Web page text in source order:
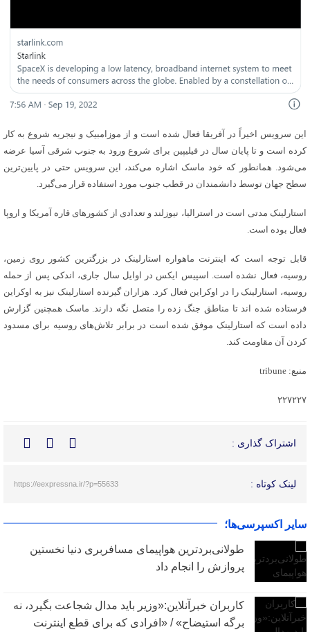
این سرویس اخیراً در آفریقا فعال شده است و از موزامبیک و نیجریه شروع به کار
کرده است و تا پایان سال در فیلیپین برای شروع ورود به جنوب شرقی آسیا عرضه
می‌شود. همانطور که خود ماسک اشاره می‌کند، این سرویس حتی در پایین‌ترین
سطح جهان توسط دانشمندان در قطب جنوب مورد استفاده قرار می‌گیرد.
استارلینک مدتی است در استرالیا، نیوزلند و تعدادی از کشورهای قاره آمریکا و اروپا
فعال بوده است.
قابل توجه است که اینترنت ماهواره استارلینک در بزرگترین کشور روی زمین،
روسیه، فعال نشده است. اسپیس ایکس در اوایل سال جاری، اندکی پس از حمله
روسیه، استارلینک را در اوکراین فعال کرد. هزاران گیرنده استارلینک نیز به اوکراین
فرستاده شده اند تا مناطق جنگ زده را متصل نگه دارند. ماسک همچنین گزارش
داده است که استارلینک موفق شده است در برابر تلاش‌های روسیه برای مسدود
کردن آن مقاومت کند.
منبع: tribune
۲۲۷۲۲۷
اشتراک گذاری :
لینک کوتاه : https://eexpressna.ir/?p=55633
سایر اکسپرسی‌ها؛
طولانی‌بردترین هواپیمای مسافربری دنیا نخستین
پروازش را انجام داد
کاربران خبرآنلاین:«وزیر باید مدال شجاعت بگیرد، نه
برگه استیضاح» / «افرادی که برای قطع اینترنت